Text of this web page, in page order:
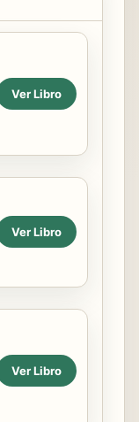
Ver Libro
Ver Libro
Ver Libro